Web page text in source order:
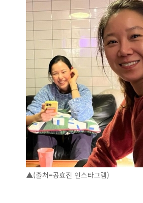
▲(출처=공효진 인스타그램)